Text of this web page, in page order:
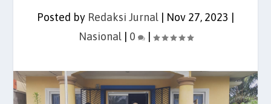
Posted by Redaksi Jurnal Nov 27, 2023
Nasional| 0 |